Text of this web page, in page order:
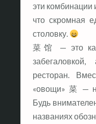
эти комбинации
что скромная
столовку.
菜馆 — это
ресторан.
«овощи» 菜 —
Будь
названиях